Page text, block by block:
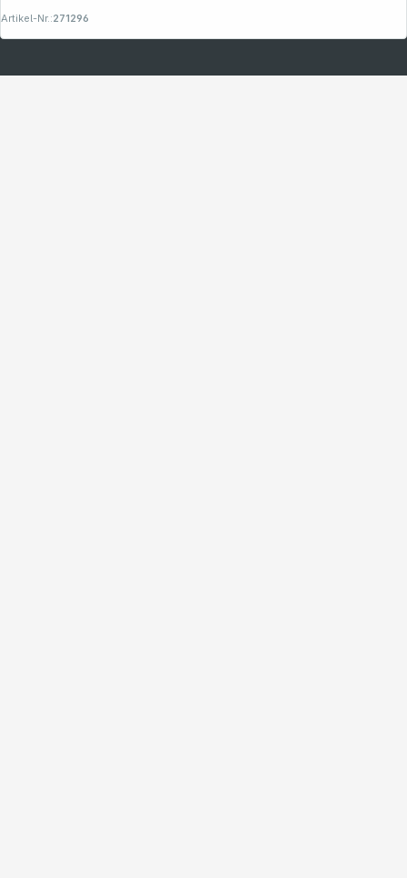
Artikel-Nr.:271296